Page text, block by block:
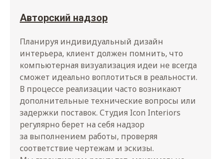
Авторский надзор
Планируя индивидуальный дизайн
интерьера, клиент должен помнить, что
компьютерная визуализация идеи не всегда
сможет идеально воплотиться в реальности.
В процессе реализации часто возникают
дополнительные технические вопросы или
задержки поставок. Студия Icon Interiors
регулярно берет на себя надзор
за выполнением работы, проверяя
соответствие чертежам и эскизы.